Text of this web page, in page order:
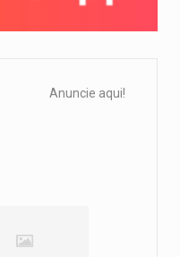
Anuncie aqui!